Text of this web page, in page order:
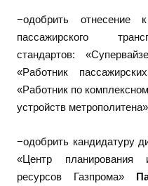
−одобрить отнесение
пассажирского
стандартов:
«Работник
«Работник по
устройств
−одобрить кандидатуру
«Центр планирования
ресурсов Газпрома»